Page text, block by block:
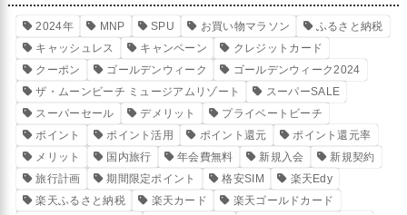
2024年 MNP SPU お買い物マラソン
ふるさと納税
キャッシュレス
キャンペーン
クレジットカード
クーポン
ゴールデンウィーク
ゴールデンウィーク2024
ザ・ムーンビーチ ミュージアムリゾート
スーパーSALE
スーパーセール
デメリット
プライベートビーチ
ポイント
ポイント活用 ポイント還元
ポイント還元率
メリット
国内旅行 年会費無料 新規入会
新規契約
旅行計画
期間限定ポイント 格安SIM
楽天Edy
楽天ふるさと納税
楽天カード
楽天ゴールドカード